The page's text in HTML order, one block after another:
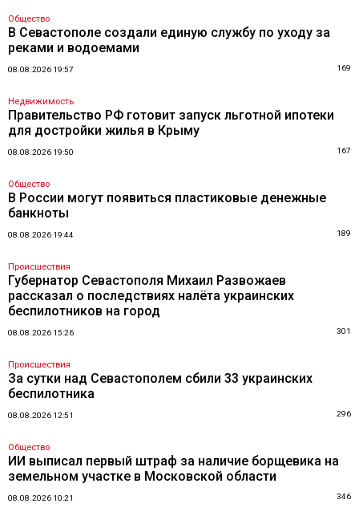
Общество
В Севастополе создали единую службу по уходу за
реками и водоемами
08.08.2026 19:57 169
Недвижимость
Правительство РФ готовит запуск льготной ипотеки
для достройки жилья в Крыму
08.08.2026 19:50 167
Общество
В России могут появиться пластиковые денежные
банкноты
08.08.2026 19:44 189
Происшествия
Губернатор Севастополя Михаил Развожаев
рассказал о последствиях налёта украинских
беспилотников на город
08.08.2026 15:26 301
Происшествия
За сутки над Севастополем сбили 33 украинских
беспилотника
08.08.2026 12:51 296
Общество
ИИ выписал первый штраф за наличие борщевика на
земельном участке в Московской области
08.08.2026 10:21 346